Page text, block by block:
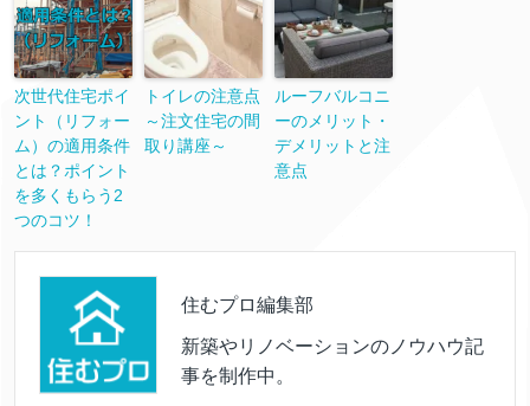
次世代住宅ポイ
ント（リフォー
ム）の適用条件
とは？ポイント
を多くもらう2
つのコツ！
トイレの注意点
～注文住宅の間
取り講座～
ルーフバルコニ
ーのメリット・
デメリットと注
意点
住むプロ編集部
新築やリノベーションのノウハウ記
事を制作中。